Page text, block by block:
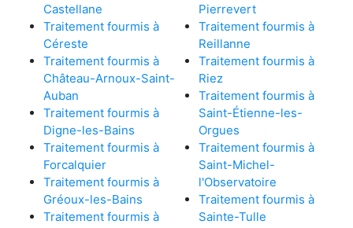
Castellane
Traitement fourmis à
Céreste
Traitement fourmis à
Château-Arnoux-Saint-
Auban
Traitement fourmis à
Digne-les-Bains
Traitement fourmis à
Forcalquier
Traitement fourmis à
Gréoux-les-Bains
Traitement fourmis à
Pierrevert
Traitement fourmis à
Reillanne
Traitement fourmis à
Riez
Traitement fourmis à
Saint-Étienne-les-
Orgues
Traitement fourmis à
Saint-Michel-
l'Observatoire
Traitement fourmis à
Sainte-Tulle